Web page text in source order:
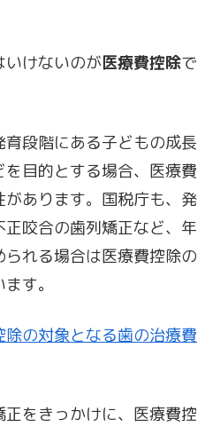
いけないのが医療費控除で
段階にある子どもの成長
目的とする場合、医療費
あります。国税庁も、発
咬合の歯列矯正など、年
れる場合は医療費控除の
す。
の対象となる歯の治療費
をきっかけに、医療費控